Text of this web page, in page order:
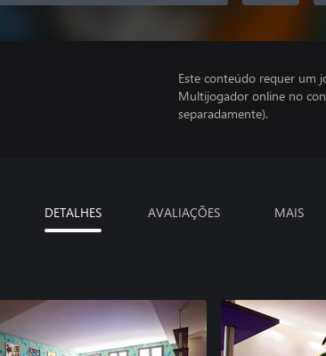
Este conteúdo requer um
Multijogador online no
separadamente).
DETALHES AVALIAÇÕES MAIS